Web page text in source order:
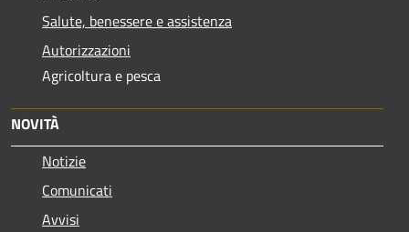
Salute, benessere e assistenza
Autorizzazioni
Agricoltura e pesca
NOVITÀ
Notizie
Comunicati
Avvisi